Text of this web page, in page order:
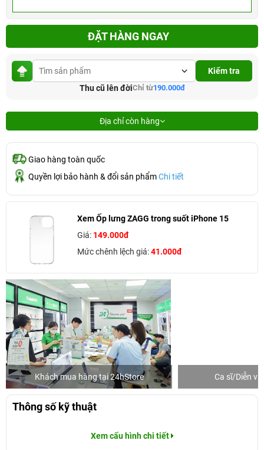
ĐẶT HÀNG NGAY
Kiểm tra
Thu cũ lên đờiChỉ từ190.000đ
Địa chỉ còn hàng
Giao hàng toàn quốc
Quyền lợi bảo hành & đổi sản phẩmChi tiết
Xem Ốp lưng ZAGG trong suốt iPhone 15
Giá: 149.000đ
Mức chênh lệch giá:41.000đ
Khách mua hàng tại 24hStore Ca sĩ/Diễn
Thông số kỹ thuật
Xem cấu hình chi tiết